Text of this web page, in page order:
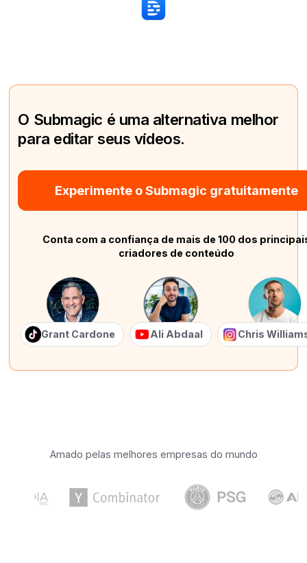
O Submagic é uma alternativa melhor
para editar seus vídeos.
Experimente o Submagic gratuitamente
Conta com a confiança de mais de 100 dos
criadores de conteúdo
Grant Cardone Ali Abdaal Chris
Amado pelas melhores empresas do mundo